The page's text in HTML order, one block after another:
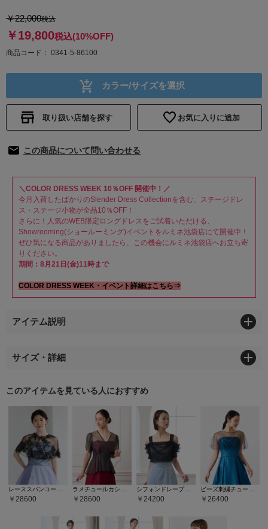
￥22,000税込
￥19,800税込(10%OFF)
商品コード 0341-5-86100
カラー/サイズを選択
取り扱い店舗を探す お気に入りに追加
この商品について問い合わせる
＼COLOR DRESS WEEK 10％OFF 開催中！／
今月入荷したばかりのSlender Dress Collectionを含む、ステージドレ
ス・ステージ小物が全品10％OFF！
さらに！人気のWEB限定ロングドレスをご試着いただける、
Showrooming(ショールーミング)イベントをルミネ池袋店にて開催中！
ぜひ気になる商品がありましたら、この機会にルミネ池袋店へお立ち寄
りください。
期間：8月21日(金)11時まで
COLOR DRESS WEEK・イベント詳細はこちら⇒
アイテム説明
サイズ・詳細
このアイテムを見ている人におすすめ
レーススパンコール刺繍ケープ
28600
ラメチュールカシュクールデザインブラウス
28600
シフォンドレープトップス
24200
ビーズ刺繍チュールケープ
26400